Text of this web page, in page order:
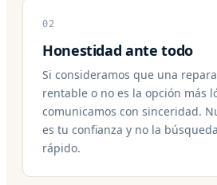
02
Honestidad ante todo
Si consideramos que una
rentable o no es la opción más
comunicamos con sinceridad.
es tu confianza y no la
rápido.